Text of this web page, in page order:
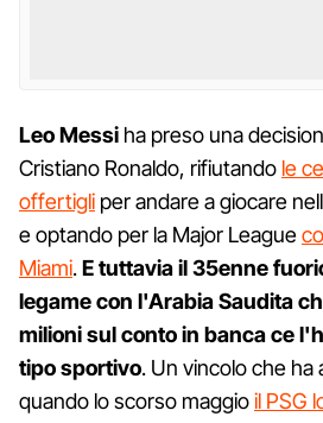
Leo Messi ha preso una
Cristiano Ronaldo, rifiutando le
offertigli per andare a giocare
e optando per la Major League
Miami.E tuttavia il 35enne
legame con l'Arabia Saudita
milioni sul conto in banca ce
tipo sportivo. Un vincolo che ha
quando lo scorso maggioil PSG